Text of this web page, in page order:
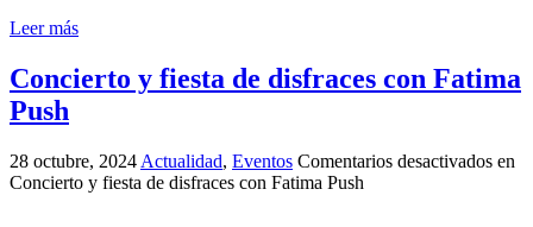
Leer más
Concierto y fiesta de disfraces con Fatima
Push
28 octubre, 2024 Actualidad, Eventos Comentarios desactivados en
Concierto y fiesta de disfraces con Fatima Push